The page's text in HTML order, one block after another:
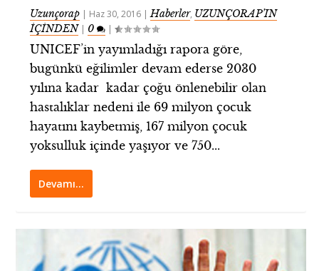
Uzunçorap
Haz 30, 2016 |Haberler, UZUNÇORAP’IN
İÇİNDEN
0 |
UNICEF’in yayımladığı rapora göre,
bugünkü eğilimler devam ederse 2030
yılına kadar kadar çoğu önlenebilir olan
hastalıklar nedeni ile 69 milyon çocuk
hayatını kaybetmiş, 167 milyon çocuk
yoksulluk içinde yaşıyor ve 750...
Devamı…